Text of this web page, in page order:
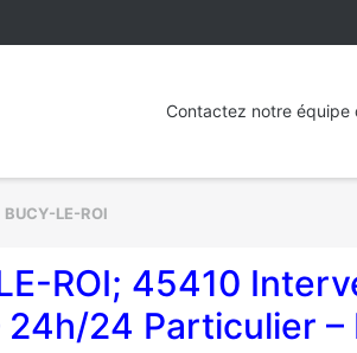
Contactez notre équipe
BUCY-LE-ROI
ROI; 45410
24h/24 Particulier